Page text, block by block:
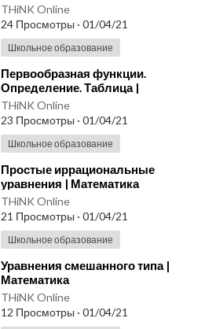
THiNK Online
24 Просмотры · 01/04/21
Школьное образование
⁣Первообразная функции.
Определение. Таблица |
Математика
THiNK Online
23 Просмотры · 01/04/21
Школьное образование
⁣Простые иррациональные
уравнения | Математика
THiNK Online
21 Просмотры · 01/04/21
Школьное образование
⁣Уравнения смешанного типа |
Математика
THiNK Online
12 Просмотры · 01/04/21